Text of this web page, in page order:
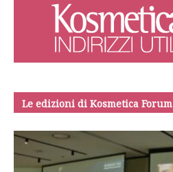
Le edizioni di Kosmetica Forum